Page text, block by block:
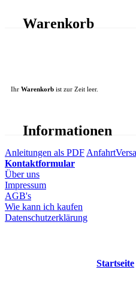
Warenkorb
Ihr Warenkorb ist zur Zeit leer.
Informationen
Anleitungen als PDF Anfahrt
Kontaktformular
Über uns
Impressum
AGB's
Wie kann ich kaufen
Datenschutzerklärung
Startseite